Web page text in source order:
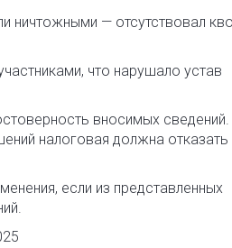
ничтожными — отсутствовал
что нарушало устав
вносимых
налоговая должна отказать
если из представленных